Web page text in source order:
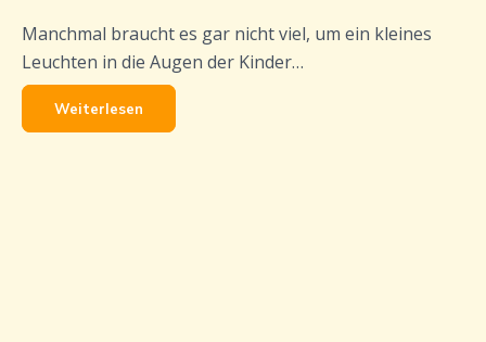
Manchmal braucht es gar nicht viel, um ein kleines
Leuchten in die Augen der Kinder…
Weiterlesen